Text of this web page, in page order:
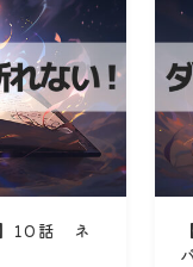
】10話 ネ